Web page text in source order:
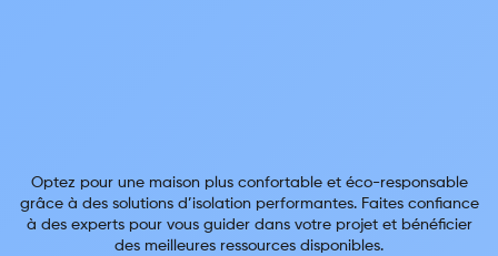
Optez pour une maison plus confortable et éco-responsable
grâce à des solutions d’isolation performantes. Faites confiance
à des experts pour vous guider dans votre projet et bénéficier
des meilleures ressources disponibles.